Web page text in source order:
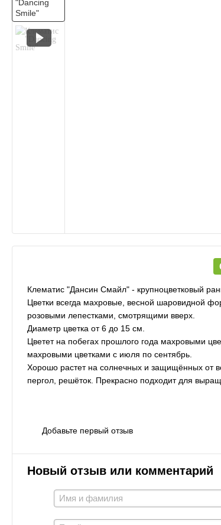
Клематис "Дансин Смайл" - крупноцветковый
Цветки всегда махровые, весной шаровидной
розовыми лепестками, смотрящими вверх.
Диаметр цветка от 6 до 15 см.
Цветет на побегах прошлого года махровыми
махровыми цветками с июля по сентябрь.
Хорошо растет на солнечных и защищённых от
пергол, решёток. Прекрасно подходит для
Добавьте первый отзыв
Новый отзыв или комментарий